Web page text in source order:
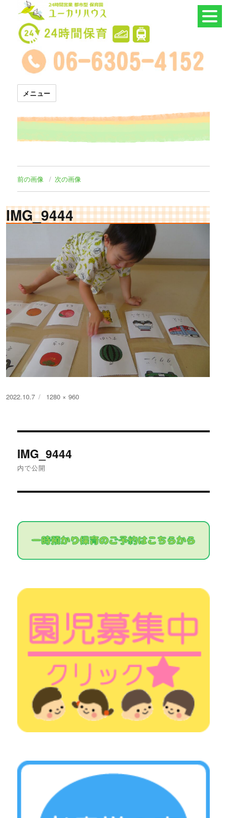
24時間託児所 ユーカリハウス
メニュー
前の画像 次の画像
IMG_9444
投
2022.10.7
フ
1280 × 960
稿
ゲ
ョ
ン
IMG_9444
内で公開